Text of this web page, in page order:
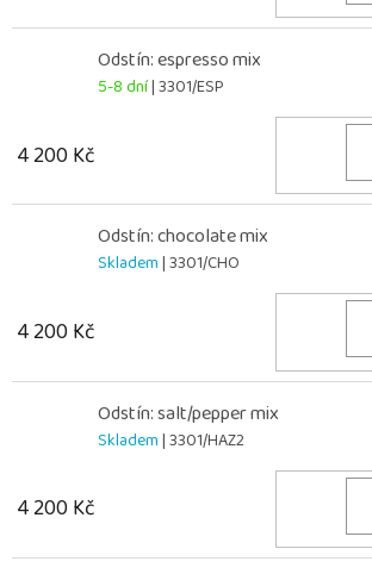
Odstín: espresso mix
5-8 dní| 3301/ESP
4 200 Kč
Odstín: chocolate mix
Skladem| 3301/CHO
4 200 Kč
Odstín: salt/pepper mix
Skladem| 3301/HAZ2
4 200 Kč